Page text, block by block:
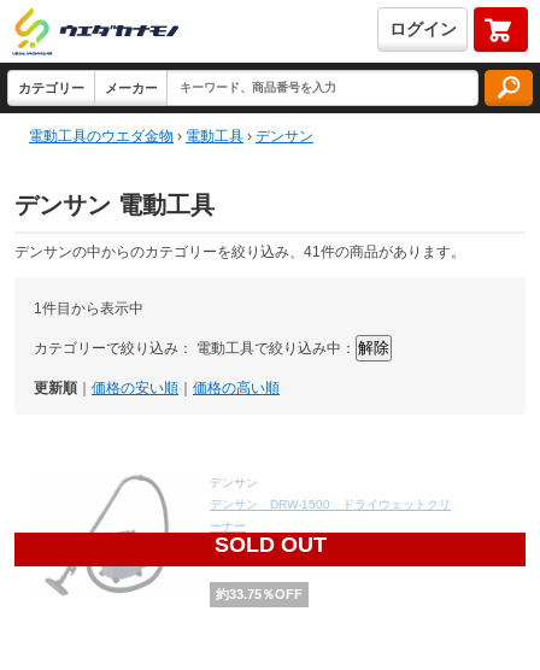
ログイン
電動工具のウエダ金物 › 電動工具 › デンサン
デンサン 電動工具
デンサンの中からのカテゴリーを絞り込み、41件の商品があります。
1件目から表示中
カテゴリーで絞り込み： 電動工具で絞り込み中：
更新順 価格の安い順 価格の高い順
SOLD OUT
デンサン
デンサン DRW-1500 ドライウェットクリ
ーナー
10,468
約33.75％OFF